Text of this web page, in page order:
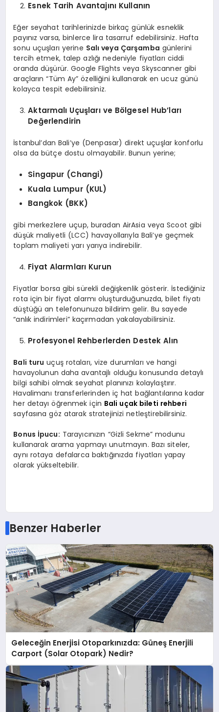
Esnek Tarih Avantajını Kullanın
Eğer seyahat tarihlerinizde birkaç günlük esneklik
payınız varsa, binlerce lira tasarruf edebilirsiniz. Hafta
sonu uçuşları yerine Salı veya Çarşamba günlerini
tercih etmek, talep azlığı nedeniyle fiyatları ciddi
oranda düşürür. Google Flights veya Skyscanner gibi
araçların “Tüm Ay” özelliğini kullanarak en ucuz günü
kolayca tespit edebilirsiniz.
Aktarmalı Uçuşları ve Bölgesel Hub’ları
Değerlendirin
İstanbul’dan Bali’ye (Denpasar) direkt uçuşlar konforlu
olsa da bütçe dostu olmayabilir. Bunun yerine;
Singapur (Changi)
Kuala Lumpur (KUL)
Bangkok (BKK)
gibi merkezlere uçup, buradan AirAsia veya Scoot gibi
düşük maliyetli (LCC) havayollarıyla Bali’ye geçmek
toplam maliyeti yarı yarıya indirebilir.
Fiyat Alarmları Kurun
Fiyatlar borsa gibi sürekli değişkenlik gösterir. İstediğiniz
rota için bir fiyat alarmı oluşturduğunuzda, bilet fiyatı
düştüğü an telefonunuza bildirim gelir. Bu sayede
“anlık indirimleri” kaçırmadan yakalayabilirsiniz.
Profesyonel Rehberlerden Destek Alın
Bali turu uçuş rotaları, vize durumları ve hangi
havayolunun daha avantajlı olduğu konusunda detaylı
bilgi sahibi olmak seyahat planınızı kolaylaştırır.
Havalimanı transferlerinden iç hat bağlantılarına kadar
her detayı öğrenmek için Bali uçak bileti rehberi
sayfasına göz atarak stratejinizi netleştirebilirsiniz.
Bonus İpucu: Tarayıcınızın “Gizli Sekme” modunu
kullanarak arama yapmayı unutmayın. Bazı siteler,
aynı rotaya defalarca baktığınızda fiyatları yapay
olarak yükseltebilir.
Benzer Haberler
Geleceğin Enerjisi Otoparkınızda: Güneş Enerjili
Carport (Solar Otopark) Nedir?